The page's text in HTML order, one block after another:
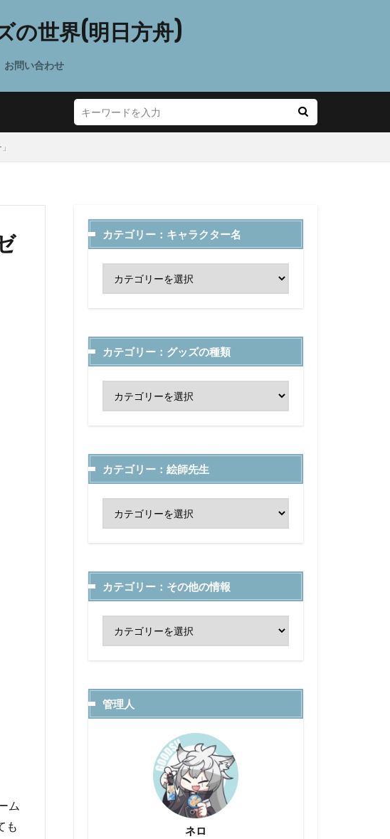
の世界(明日方舟)
お問い合わせ
ム
も
カテゴリー：キャラクター名
カテゴリー：グッズの種類
カテゴリー：絵師先生
カテゴリー：その他の情報
管理人
ネロ